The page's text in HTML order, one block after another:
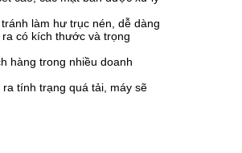
làm hư trục nén, dễ dàng
có kích thước và trọng
hàng trong nhiều doanh
tính trạng quá tải, máy sẽ